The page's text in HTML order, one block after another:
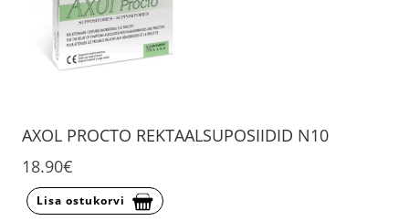
AXOL PROCTO REKTAALSUPOSIIDID N10
18.90€
Lisa ostukorvi